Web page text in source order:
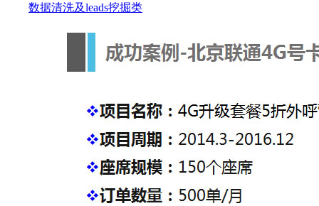
数据清洗及leads挖掘类